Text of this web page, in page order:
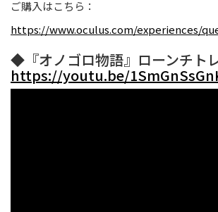
ご購入はこちら：
https://www.oculus.com/experiences/
◆『オノゴロ物語』ローンチト
https://youtu.be/